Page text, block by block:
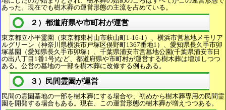
あった。現在でも樹木葬の運営形態の主流を占めている。
２）都道府県や市町村が運営
東京都立小平霊園（東京都東村山市萩山町1-16-1）、横浜市営墓地メモリア
ルグリーン（神奈川県横浜市戸塚区俣野町1367番地1）、愛知県長久手市卯
塚墓園（愛知県長久手市卯塚）、千葉県浦安市営墓地公園(千葉県浦安市日
の出八丁目1番1号)など、都道府県や市町村が運営する樹木葬は増加しつつ
ある。公営の墓地の一部を樹木葬に改修する例もある。
３）民間霊園が運営
民間の霊園墓地の一部を樹木葬にする場合や、初めから樹木葬専用の民間霊
園を開発する場合もある。現在、この運営形態の樹木葬が増えつつある。